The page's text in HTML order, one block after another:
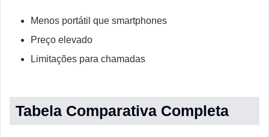
Menos portátil que smartphones
Preço elevado
Limitações para chamadas
Tabela Comparativa Completa